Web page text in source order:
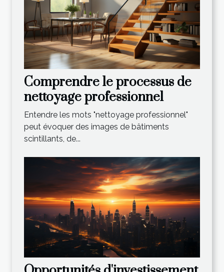
Comprendre le processus de
nettoyage professionnel
Entendre les mots "nettoyage professionnel"
peut évoquer des images de bâtiments
scintillants, de...